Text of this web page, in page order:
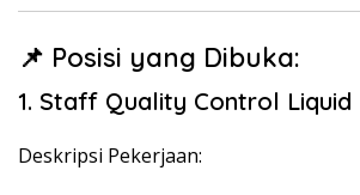
📌 Posisi yang Dibuka:
1. Staff Quality Control Liquid
Deskripsi Pekerjaan: